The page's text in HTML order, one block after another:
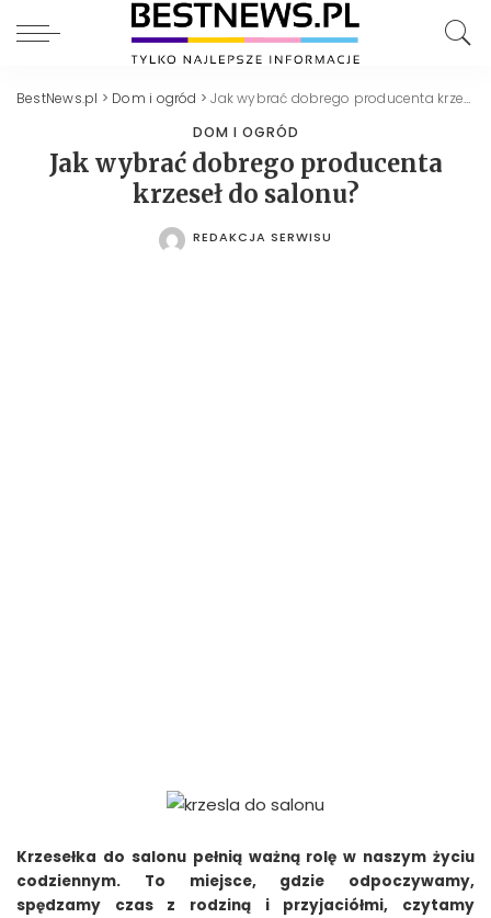
BestNews.pl > Dom i ogród >Jak wybrać dobrego producenta krzeseł do salonu?
DOM I OGRÓD
Jak wybrać dobrego producenta
krzeseł do salonu?
POSTED
REDAKCJA SERWISU
Krzesełka do salonu pełnią ważną rolę w naszym życiu
codziennym. To miejsce, gdzie odpoczywamy,
spędzamy czas z rodziną i przyjaciółmi, czytamy